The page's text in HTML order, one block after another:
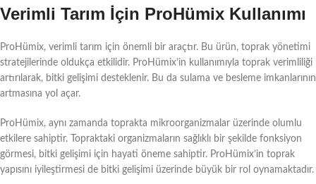
Verimli Tarım İçin ProHümix Kullanımı
ProHümix, verimli tarım için önemli bir araçtır. Bu ürün, toprak yönetimi
stratejilerinde oldukça etkilidir. ProHümix’in kullanımıyla toprak verimliliği
artırılarak, bitki gelişimi desteklenir. Bu da sulama ve besleme imkanlarının
artmasına yol açar.
ProHümix, aynı zamanda toprakta mikroorganizmalar üzerinde olumlu
etkilere sahiptir. Topraktaki organizmaların sağlıklı bir şekilde fonksiyon
görmesi, bitki gelişimi için hayati öneme sahiptir. ProHümix’in toprak
yapısını iyileştirmesi de bitki gelişimi üzerinde büyük bir rol oynamaktadır.